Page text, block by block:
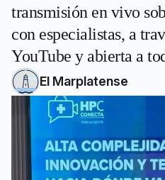
transmisión en vivo
con especialistas, a
YouTube y abierta a
El Marplatense